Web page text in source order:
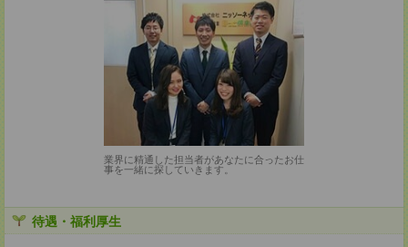
業界に精通した担当者があなたに合ったお仕
事を一緒に探していきます。
待遇・福利厚生